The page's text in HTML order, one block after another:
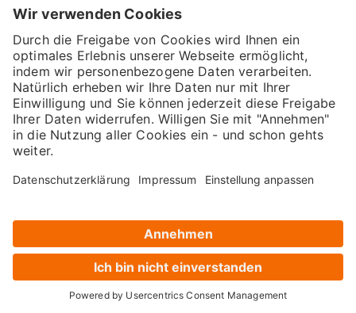
Sarah-Yasmin Hennessen
Digital Marketing Beraterin &
Inhaberin
Sarah-Yasmin Hennessen ist Expertin für
Content-Marketing, digitales Recruiting und
den Einsatz von KI. Als Beraterin bei
maßgeschneiderte…